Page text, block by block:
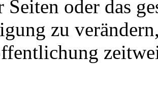
Seiten oder das
zu